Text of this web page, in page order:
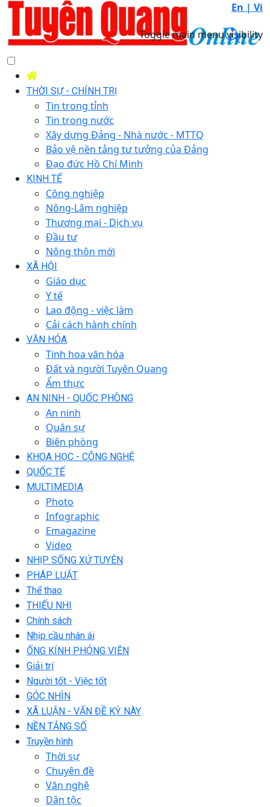
En | Vi
Toggle main menu visibility
THỜI SỰ - CHÍNH TRỊ
Tin trong tỉnh
Tin trong nước
Xây dựng Đảng - Nhà nước - MTTQ
Bảo vệ nền tảng tư tưởng của Đảng
Đạo đức Hồ Chí Minh
KINH TẾ
Công nghiệp
Nông-Lâm nghiệp
Thương mại - Dịch vụ
Đầu tư
Nông thôn mới
XÃ HỘI
Giáo dục
Y tế
Lao động - việc làm
Cải cách hành chính
VĂN HÓA
Tinh hoa văn hóa
Đất và người Tuyên Quang
Ẩm thực
AN NINH - QUỐC PHÒNG
An ninh
Quân sự
Biên phòng
KHOA HỌC - CÔNG NGHỆ
QUỐC TẾ
MULTIMEDIA
Photo
Infographic
Emagazine
Video
NHỊP SỐNG XỨ TUYÊN
PHÁP LUẬT
Thể thao
THIẾU NHI
Chính sách
Nhịp cầu nhân ái
ỐNG KÍNH PHÓNG VIÊN
Giải trí
Người tốt - Việc tốt
GÓC NHÌN
XÃ LUẬN - VẤN ĐỀ KỲ NÀY
NỀN TẢNG SỐ
Truyền hình
Thời sự
Chuyên đề
Văn nghệ
Dân tộc